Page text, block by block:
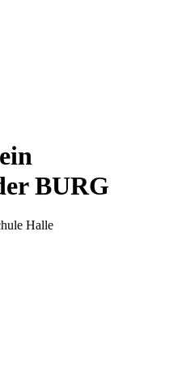
BURG
Halle